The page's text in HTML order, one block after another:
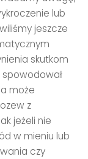
lub
jeszcze
skutkom
spowodował
może
z
jeżeli nie
w mieniu lub
czy